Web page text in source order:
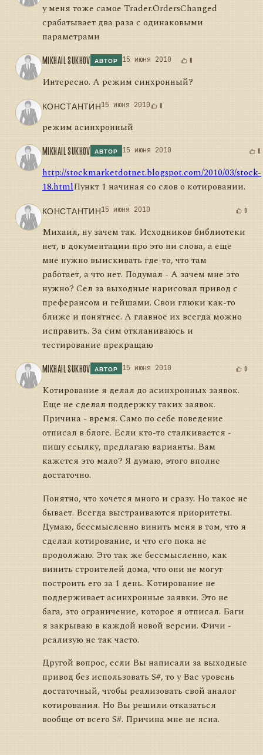
у меня тоже самое Trader.OrdersChanged
срабатывает два раза с одинаковыми
параметрами
MIKHAIL SUKHOV АВТОР 15 июня 2010 0
Интересно. А режим синхронный?
КОНСТАНТИН15 июня 2010 0
режим асинхронный
MIKHAIL SUKHOV АВТОР 15 июня 2010 0
http://stockmarketdotnet.blogspot.com/2010/03/stock-
18.htmlПункт 1 начиная со слов о котировании.
КОНСТАНТИН15 июня 2010 0
Михаил, ну зачем так. Исходников библиотеки
нет, в документации про это ни слова, а еще
мне нужно выискивать где-то, что там
работает, а что нет. Подумал - А зачем мне это
нужно? Сел за выходные нарисовал привод с
преферансом и гейшами. Свои глюки как-то
ближе и понятнее. А главное их всегда можно
исправить. За сим откланиваюсь и
тестирование прекращаю
MIKHAIL SUKHOV АВТОР 15 июня 2010 0
Котирование я делал до асинхронных заявок.
Еще не сделал поддержку таких заявок.
Причина - время. Само по себе поведение
отписал в блоге. Если кто-то сталкивается -
пишу ссылку, предлагаю варианты. Вам
кажется это мало? Я думаю, этого вполне
достаточно.
Понятно, что хочется много и сразу. Но такое не
бывает. Всегда выстраиваются приоритеты.
Думаю, бессмысленно винить меня в том, что я
сделал котирование, и что его пока не
продолжаю. Это так же бессмысленно, как
винить строителей дома, что они не могут
построить его за 1 день. Котирование не
поддерживает асинхронные заявки. Это не
бага, это ограничение, которое я отписал. Баги
я закрываю в каждой новой версии. Фичи -
реализую не так часто.
Другой вопрос, если Вы написали за выходные
привод без использовать S#, то у Вас уровень
достаточный, чтобы реализовать свой аналог
котирования. Но Вы решили отказаться
вообще от всего S#. Причина мне не ясна.